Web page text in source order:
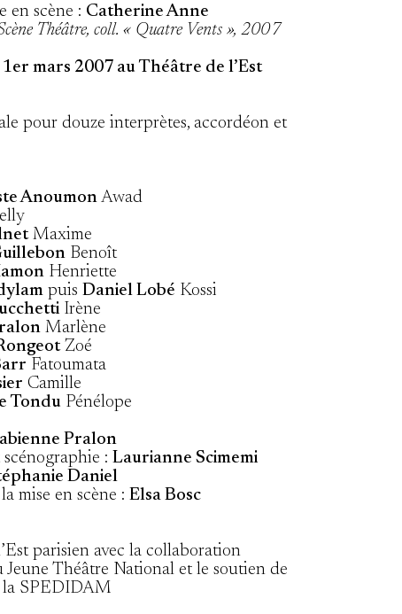
en scène : Catherine Anne
Théâtre, coll. « Quatre Vents », 2007
mars 2007 au Théâtre de l’Est
pour douze interprètes, accordéon et
Anoumon Awad
Maxime
Benoît
Henriette
puisDaniel Lobé Kossi
Irène
Marlène
Zoé
Fatoumata
Camille
Tondu Pénélope
Pralon
scénographie :Laurianne Scimemi
Daniel
mise en scène :Elsa Bosc
parisien avec la collaboration
Jeune Théâtre National et le soutien de
SPEDIDAM